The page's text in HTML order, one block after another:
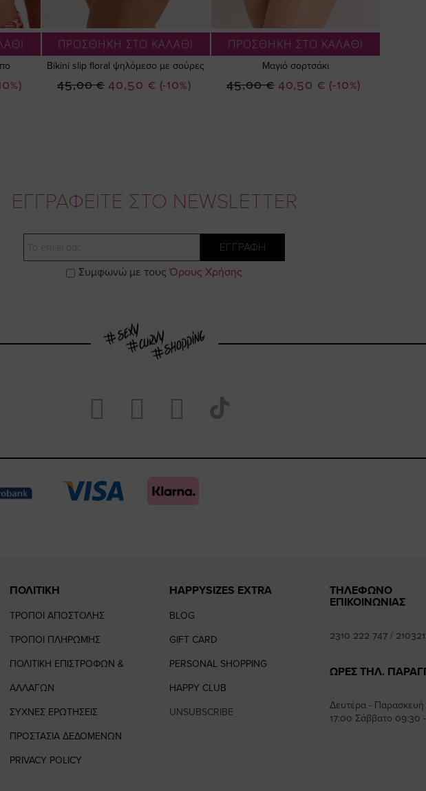
ΠΡΟΣΘΗΚΗ ΣΤΟ ΚΑΛΑΘΙ
Bikini slip floral ψηλόμεσο με σούρες
(-10%)
Ειδική
40,50 €
45,00 €
ΠΡΟΣΘΗΚΗ ΣΤΟ ΚΑΛΑΘΙ
Μαγιό σορτσάκι
(-10%)
Ειδική
40,50 €
45,00 €
ΕΓΓΡΑΦΕΙΤΕ ΣΤΟ NEWSLETTER
ΕΓΓΡΑΦΗ
Συμφωνώ με τους Όρους Χρήσης
Visit
https://
page
Visit
https://
page
Visit
https://
feature=mhee
our
ΠΟΛΙΤΙΚΗ
ΤΡΟΠΟΙ ΑΠΟΣΤΟΛΗΣ
ΤΡΟΠΟΙ ΠΛΗΡΩΜΗΣ
ΠΟΛΙΤΙΚΗ ΕΠΙΣΤΡΟΦΩΝ &
ΑΛΛΑΓΩΝ
ΣΥΧΝΕΣ ΕΡΩΤΗΣΕΙΣ
ΠΡΟΣΤΑΣΙΑ ΔΕΔΟΜΕΝΩΝ
PRIVACY POLICY
HAPPYSIZES EXTRA
BLOG
GIFT CARD
PERSONAL SHOPPING
HAPPY CLUB
UNSUBSCRIBE
ΤΗΛΕΦΩΝΟ
ΕΠΙΚΟΙΝΩΝΙΑΣ
2310 222 747 /
ΩΡΕΣ ΤΗΛ.
Δευτέρα -
17:00 Σάββατο 09:30